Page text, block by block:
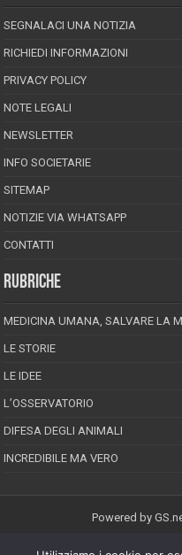
SEGNALACI UNA NOTIZIA
RICHIEDI INFORMAZIONI
PRIVACY POLICY
NOTE LEGALI
NEWSLETTER
INFO SOCIETARIE
SITEMAP
NOTIZIE VIA WHATSAPP
CONTATTI
RUBRICHE
MEDICINA UMANA, SALVARE LA
LE STORIE
LE IDEE
L’OSSERVATORIO
DIFESA DEGLI ANIMALI
INCREDIBILE MA VERO
Powered by